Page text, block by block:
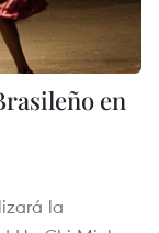
en
la